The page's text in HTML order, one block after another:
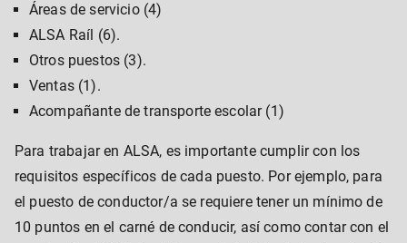
Áreas de servicio (4)
ALSA Raíl (6).
Otros puestos (3).
Ventas (1).
Acompañante de transporte escolar (1)
Para trabajar en ALSA, es importante cumplir con los
requisitos específicos de cada puesto. Por ejemplo, para
el puesto de conductor/a se requiere tener un mínimo de
10 puntos en el carné de conducir, así como contar con el